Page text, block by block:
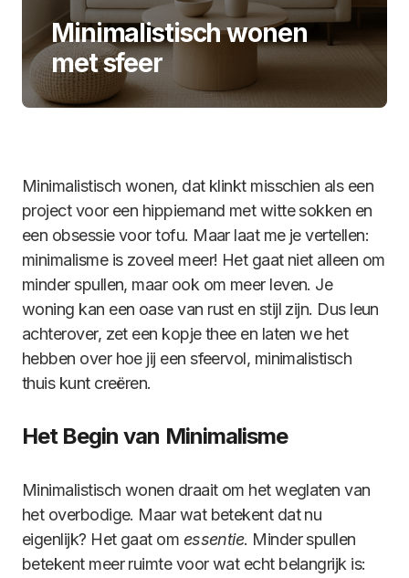
Minimalistisch wonen
met sfeer
Minimalistisch wonen, dat klinkt misschien als een
project voor een hippiemand met witte sokken en
een obsessie voor tofu. Maar laat me je vertellen:
minimalisme is zoveel meer! Het gaat niet alleen om
minder spullen, maar ook om meer leven. Je
woning kan een oase van rust en stijl zijn. Dus leun
achterover, zet een kopje thee en laten we het
hebben over hoe jij een sfeervol, minimalistisch
thuis kunt creëren.
Het Begin van Minimalisme
Minimalistisch wonen draait om het weglaten van
het overbodige. Maar wat betekent dat nu
eigenlijk? Het gaat om essentie. Minder spullen
betekent meer ruimte voor wat echt belangrijk is: